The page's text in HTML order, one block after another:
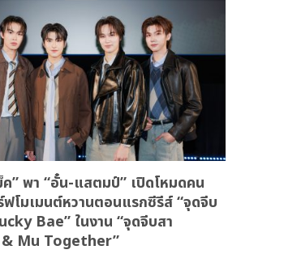
” พา “อั๋น-แสตมป์” เปิดโหมดคน
โมเมนต์หวานตอนแรกซีรีส์ “จุดจีบ
Bae” ในงาน “จุดจีบสา
Mu Together”